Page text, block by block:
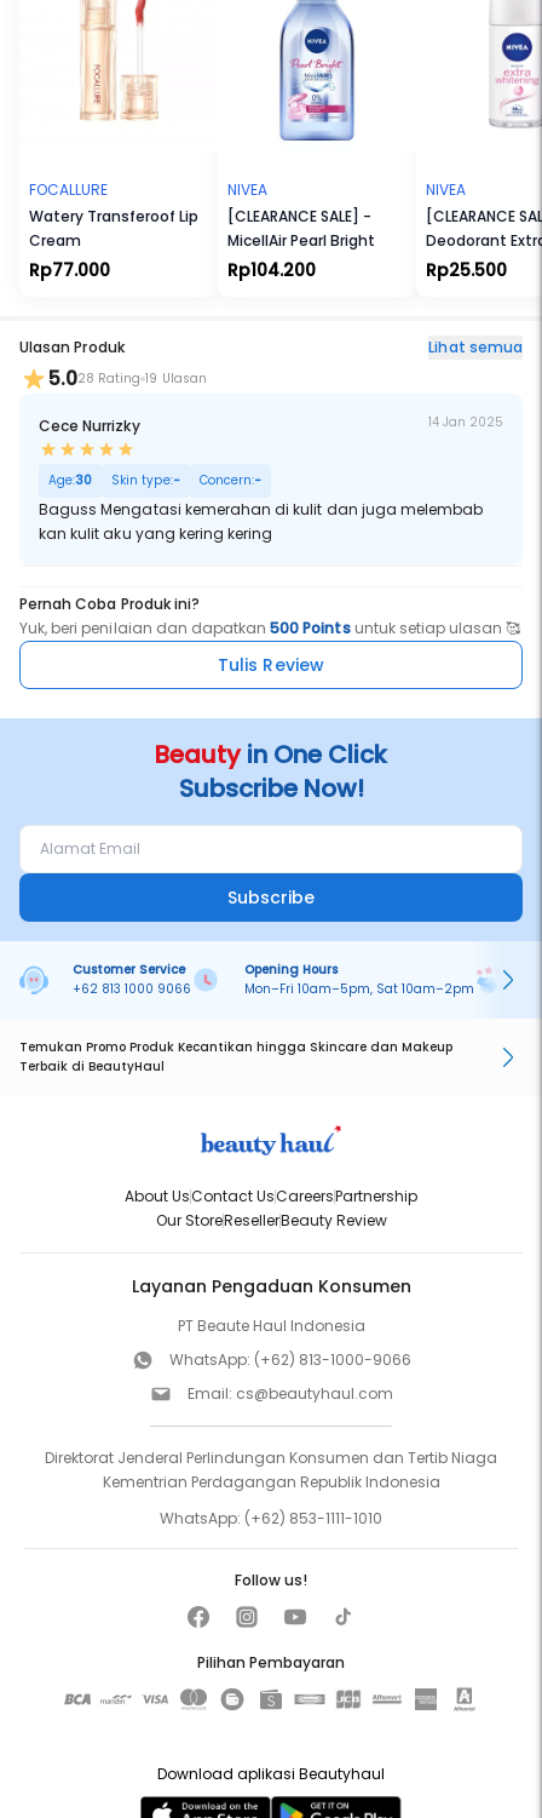
FOCALLURE
Watery Transferoof Lip
Cream
Rp77.000
NIVEA
[CLEARANCE SALE] -
MicellAir Pearl Bright
Rp104.200
NIVEA
[CLEARANCE
Deodorant
Whitening
Rp25.500
Ulasan Produk Lihat semua
5.028 Rating 19 Ulasan
Cece Nurrizky 14 Jan 2025
Age:30 Skin type:- Concern:-
Baguss Mengatasi kemerahan di kulit dan juga melembab
kan kulit aku yang kering kering
Pernah Coba Produk ini?
Yuk, beri penilaian dan dapatkan500 Pointsuntuk setiap ulasan 🥰
Tulis Review
Beautyin One Click
Subscribe Now!
Subscribe
Customer Service
+62 813 1000 9066
Opening Hours
Mon–Fri 10am–5pm, Sat 10am–2pm
Temukan Promo Produk Kecantikan hingga Skincare dan Makeup
Terbaik di BeautyHaul
About UsContact UsCareersPartnership
Our StoreResellerBeauty Review
Layanan Pengaduan Konsumen
PT Beaute Haul Indonesia
WhatsApp: (+62) 813-1000-9066
Email: cs@beautyhaul.com
Direktorat Jenderal Perlindungan Konsumen dan Tertib Niaga
Kementrian Perdagangan Republik Indonesia
WhatsApp: (+62) 853-1111-1010
Pilihan Pembayaran
Follow us!
Download aplikasi Beautyhaul